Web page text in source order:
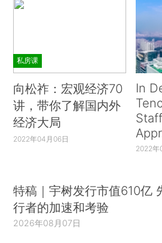
私房课
向松祚：宏观经济70
讲，带你了解国内外
经济大局
2022年04月06日
In
2022年
特稿｜宇树发行市值610亿
行者的加速和考验
2026年08月07日